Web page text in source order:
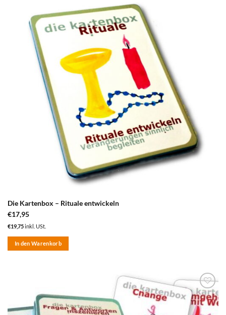
Die Kartenbox – Rituale entwickeln
€17,95
€19,75inkl. USt.
In den Warenkorb
zum
Merkzettel
hinzufügen